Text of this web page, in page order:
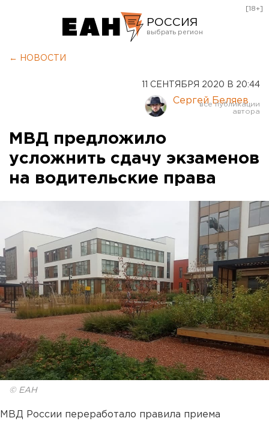
РОССИЯ
Курган
Оренбург
[18+]
← НОВОСТИ
11 СЕНТЯБРЯ 2020 В 20:44
Сергей Беляев
МВД предложило
усложнить сдачу экзаменов
на водительские права
© ЕАН
МВД России переработало правила приема